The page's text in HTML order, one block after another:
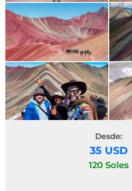
Desde:
35 USD
120 Soles